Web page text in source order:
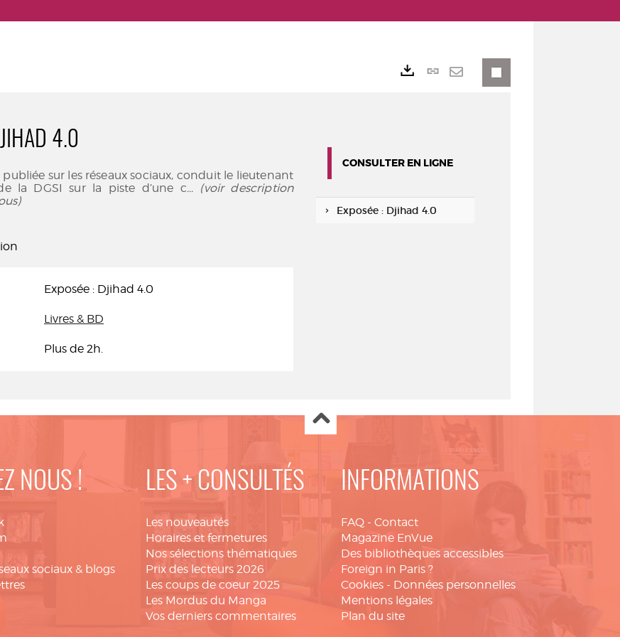
4.0
publiée sur les réseaux sociaux, conduit le lieutenant
la DGSI sur la piste d’une c... (voir description
Exposée : Djihad 4.0
Livres & BD
Plus de 2h.
Lien
CONSULTER EN LIGNE
Exposée : Djihad 4.0
NOUS !
sociaux & blogs
LES + CONSULTÉS
Les nouveautés
Horaires et fermetures
Nos sélections thématiques
Prix des lecteurs 2026
Les coups de coeur 2025
Les Mordus du Manga
Vos derniers commentaires
INFORMATIONS
FAQ - Contact
Magazine EnVue
Des bibliothèques accessibles
Foreign in Paris ?
Cookies - Données personnelles
Mentions légales
Plan du site